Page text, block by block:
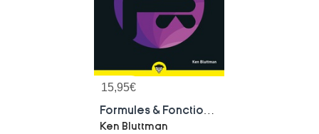
15,95€
Ken Bluttman